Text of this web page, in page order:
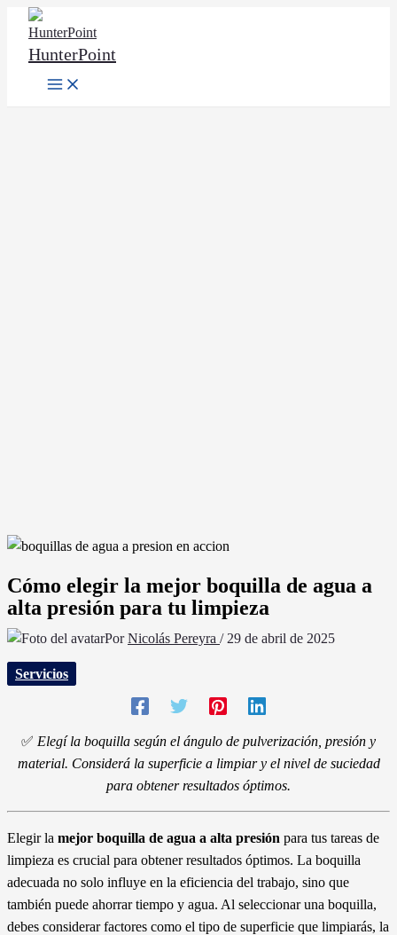
contenido
HunterPoint
Main
Menu
Cómo elegir la mejor boquilla de agua a
alta presión para tu limpieza
PorNicolás Pereyra / 29 de abril de 2025
Servicios
✅ Elegí la boquilla según el ángulo de pulverización, presión y
material. Considerá la superficie a limpiar y el nivel de suciedad
para obtener resultados óptimos.
Elegir la mejor boquilla de agua a alta presión para tus tareas de
limpieza es crucial para obtener resultados óptimos. La boquilla
adecuada no solo influye en la eficiencia del trabajo, sino que
también puede ahorrar tiempo y agua. Al seleccionar una boquilla,
debes considerar factores como el tipo de superficie que limpiarás, la